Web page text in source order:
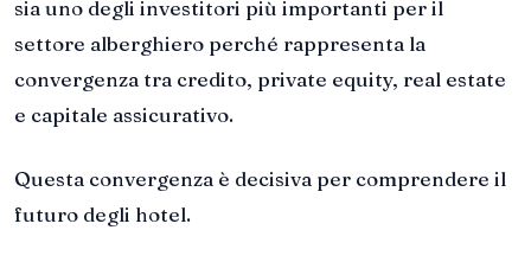
sia uno degli investitori più importanti per il
settore alberghiero perché rappresenta la
convergenza tra credito, private equity, real estate
e capitale assicurativo.
Questa convergenza è decisiva per comprendere il
futuro degli hotel.